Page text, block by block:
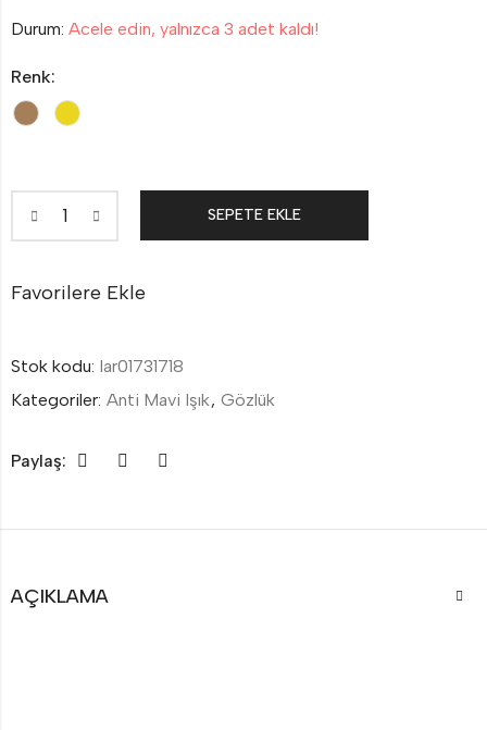
Durum: Acele edin, yalnızca 3 adet kaldı!
Renk:
SEPETE EKLE
Favorilere Ekle
Stok kodu: lar01731718
Kategoriler: Anti Mavi Işık, Gözlük
Paylaş:
AÇIKLAMA